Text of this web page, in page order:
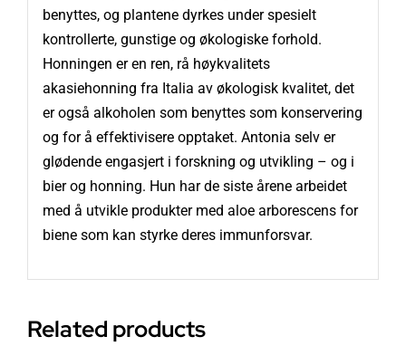
benyttes, og plantene dyrkes under spesielt
kontrollerte, gunstige og økologiske forhold.
Honningen er en ren, rå høykvalitets
akasiehonning fra Italia av økologisk kvalitet, det
er også alkoholen som benyttes som konservering
og for å effektivisere opptaket. Antonia selv er
glødende engasjert i forskning og utvikling – og i
bier og honning. Hun har de siste årene arbeidet
med å utvikle produkter med aloe arborescens for
biene som kan styrke deres immunforsvar.
Related products